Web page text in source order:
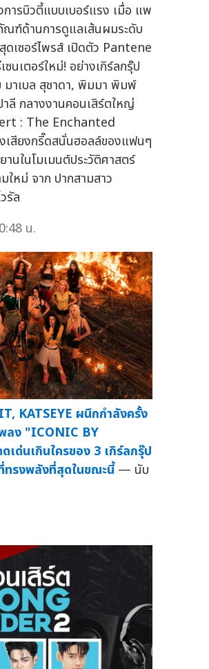
การบิวตี้แบบเบอร์แรง เมื่อ แพ
ฑ์ด้านการดูแลเส้นผมระดับ
ดเซอร์ไพรส์ เปิดตัว Pantene
เตอร์ใหม่! อย่างเกิร์ลกรุ๊ป
มาเบล สุชาดา, พิมมา พิมพ์
าลี กลางงานคอนเสิร์ตใหญ่
: The Enchanted
สียงกรี๊ดสนั่นฮอลล์ของแฟนๆ
นในโมเมนต์ประวัติศาสตร์
ใหม่ จาก ปากสามสาว
รัล
น.
KATSEYE ผนึกกำลังครั้ง
ลง "ICONIC BY
เด่นเกินใครของ 3 เกิร์ลกรุ๊ป
ทรงพลังที่สุดในขณะนี้ — นับ